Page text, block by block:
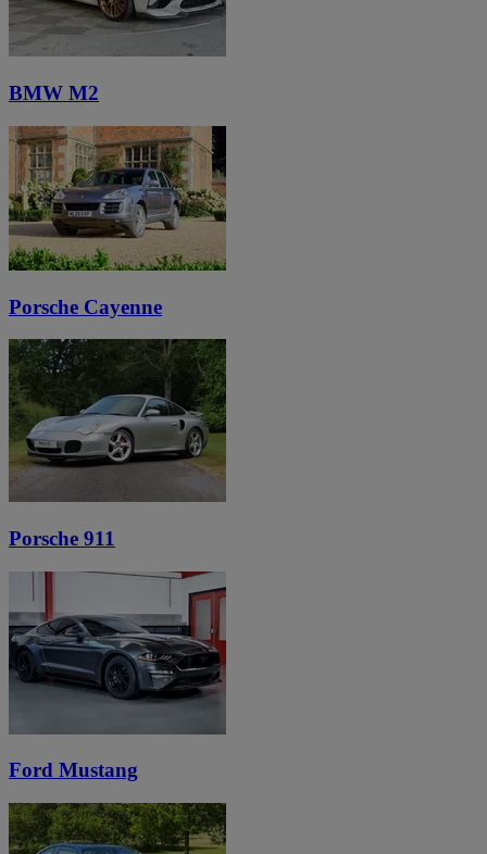
BMW M2
Porsche Cayenne
Porsche 911
Ford Mustang